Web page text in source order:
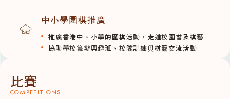
中小學圍棋推廣
推廣香港中、小學的圍棋活動，走進校園普及棋藝
協助學校籌辦興趣班、校隊訓練與棋藝交流活動
比賽
COMPETITIONS